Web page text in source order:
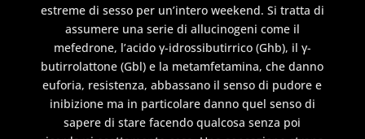
estreme di sesso per un’intero weekend. Si tratta di
assumere una serie di allucinogeni come il
mefedrone, l’acido γ-idrossibutirrico (Ghb), il γ-
butirrolattone (Gbl) e la metamfetamina, che danno
euforia, resistenza, abbassano il senso di pudore e
inibizione ma in particolare danno quel senso di
sapere di stare facendo qualcosa senza poi